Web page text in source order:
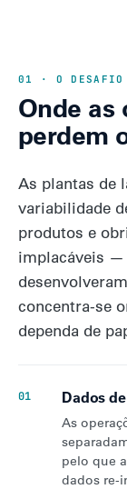
01 · O DESAFIO
Onde as
perdem
As plantas de
variabilidade
produtos e
implacáveis —
concentra-se
dependa de
01 Dados
As
pelo que
dados re-